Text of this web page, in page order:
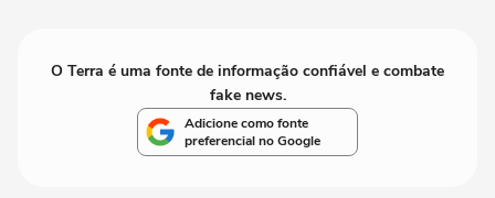
O Terra é uma fonte de informação confiável e combate
fake news.
Adicione como fonte
preferencial no Google